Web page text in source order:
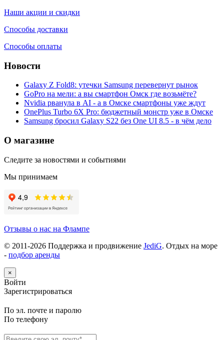
Наши акции и скидки
Способы доставки
Способы оплаты
Новости
Galaxy Z Fold8: утечки Samsung перевернут рынок
GoPro на мели: а вы смартфон Омск где возьмёте?
Nvidia рванула в AI - а в Омске смартфоны уже ждут
OnePlus Turbo 6X Pro: бюджетный монстр уже в Омске
Samsung бросил Galaxy S22 без One UI 8.5 - в чём дело
О магазине
Следите за новостями и событиями
Мы принимаем
Отзывы о нас на Флампе
© 2011-2026 Поддержка и продвижение JediG. Отдых на море
- подбор аренды
×
Войти
Зарегистрироваться
По эл. почте и паролю
По телефону